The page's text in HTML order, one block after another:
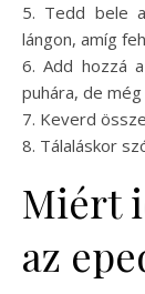
5. Tedd bele
lángon, amíg
6. Add hozzá
puhára, de
7. Keverd
8. Tálaláskor
Miért
az